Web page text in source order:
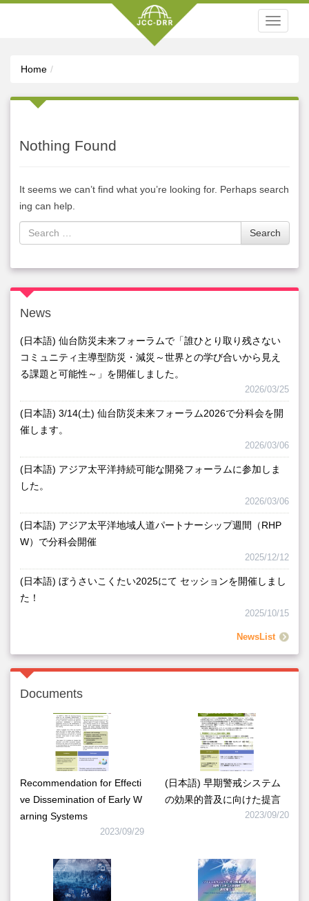
T
g
t
i
n
Home
Nothing Found
It seems we can’t find what you’re looking for. Perhaps search
ing can help.
e
c
h
o
r
Search
News
(日本語) 仙台防災未来フォーラムで「誰ひとり取り残さない
コミュニティ主導型防災・減災～世界との学び合いから見え
る課題と可能性～」を開催しました。
2026/03/25
(日本語) 3/14(土) 仙台防災未来フォーラム2026で分科会を開
催します。
2026/03/06
(日本語) アジア太平洋持続可能な開発フォーラムに参加しま
した。
2026/03/06
(日本語) アジア太平洋地域人道パートナーシップ週間（RHP
W）で分科会開催
2025/12/12
(日本語) ぼうさいこくたい2025にて セッションを開催しまし
た！
2025/10/15
NewsList
Documents
Recommendation for Effecti
ve Dissemination of Early W
arning Systems
2023/09/29
(日本語) 早期警戒システム
の効果的普及に向けた提言
2023/09/20